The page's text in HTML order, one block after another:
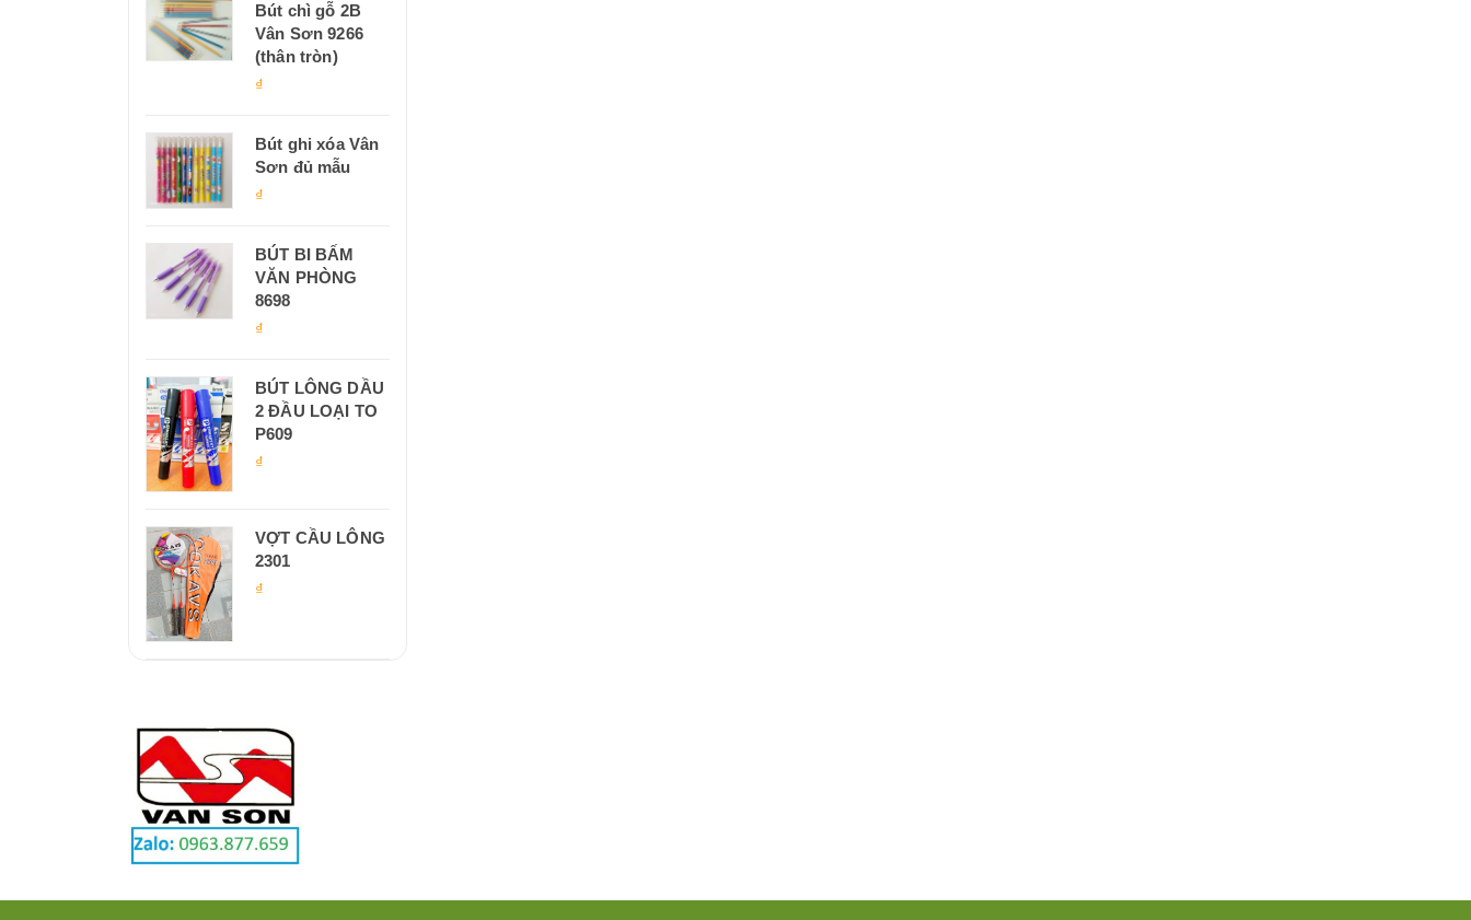
Bút chì gỗ 2B
Vân Sơn 9266
(thân tròn)
₫
Bút ghi xóa Vân
Sơn đủ mẫu
₫
BÚT BI BẤM
VĂN PHÒNG
8698
₫
BÚT LÔNG DẦU
2 ĐẦU LOẠI TO
P609
₫
VỢT CẦU LÔNG
2301
₫